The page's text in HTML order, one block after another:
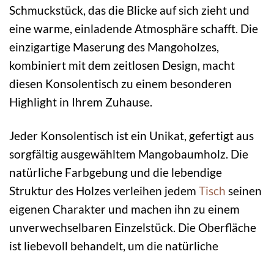
Schmuckstück, das die Blicke auf sich zieht und
eine warme, einladende Atmosphäre schafft. Die
einzigartige Maserung des Mangoholzes,
kombiniert mit dem zeitlosen Design, macht
diesen Konsolentisch zu einem besonderen
Highlight in Ihrem Zuhause.
Jeder Konsolentisch ist ein Unikat, gefertigt aus
sorgfältig ausgewähltem Mangobaumholz. Die
natürliche Farbgebung und die lebendige
Struktur des Holzes verleihen jedem Tisch seinen
eigenen Charakter und machen ihn zu einem
unverwechselbaren Einzelstück. Die Oberfläche
ist liebevoll behandelt, um die natürliche